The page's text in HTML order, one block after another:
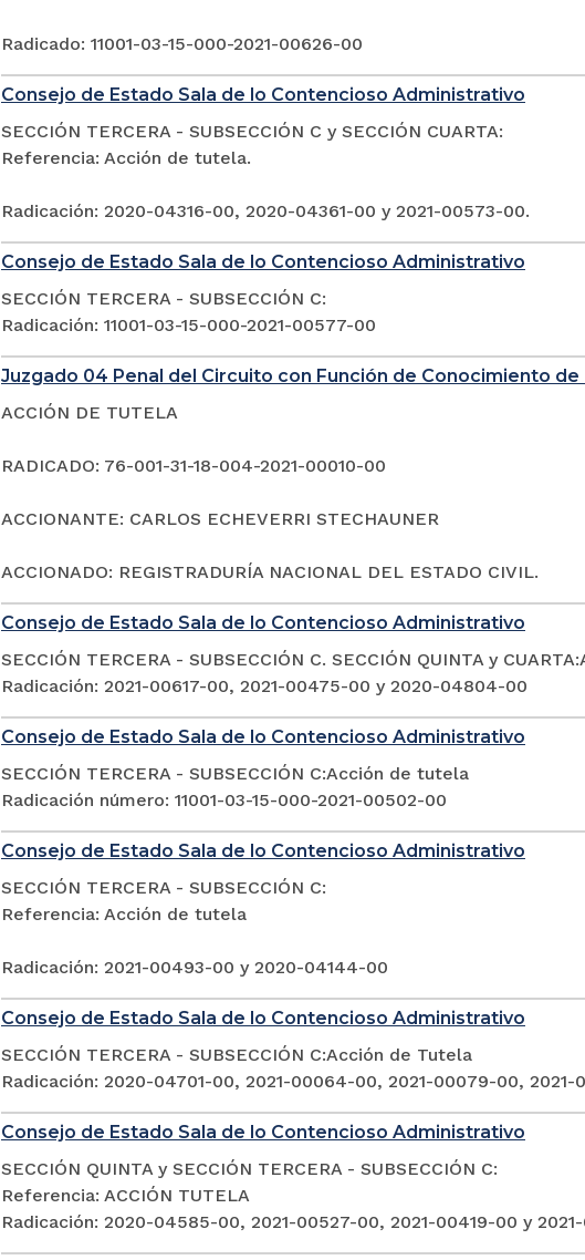
Radicado: 11001-03-15-000-2021-00626-00
Consejo de Estado Sala de lo Contencioso Administrativo
SECCIÓN TERCERA - SUBSECCIÓN C y SECCIÓN CUARTA:
Referencia: Acción de tutela.
Radicación: 2020-04316-00, 2020-04361-00 y 2021-00573-00.
Consejo de Estado Sala de lo Contencioso Administrativo
SECCIÓN TERCERA - SUBSECCIÓN C:
Radicación: 11001-03-15-000-2021-00577-00
Juzgado 04 Penal del Circuito con Función de Conocimiento de
ACCIÓN DE TUTELA
RADICADO: 76-001-31-18-004-2021-00010-00
ACCIONANTE: CARLOS ECHEVERRI STECHAUNER
ACCIONADO: REGISTRADURÍA NACIONAL DEL ESTADO CIVIL.
Consejo de Estado Sala de lo Contencioso Administrativo
SECCIÓN TERCERA - SUBSECCIÓN C. SECCIÓN QUINTA y
Radicación: 2021-00617-00, 2021-00475-00 y 2020-04804-00
Consejo de Estado Sala de lo Contencioso Administrativo
SECCIÓN TERCERA - SUBSECCIÓN C:Acción de tutela
Radicación número: 11001-03-15-000-2021-00502-00
Consejo de Estado Sala de lo Contencioso Administrativo
SECCIÓN TERCERA - SUBSECCIÓN C:
Referencia: Acción de tutela
Radicación: 2021-00493-00 y 2020-04144-00
Consejo de Estado Sala de lo Contencioso Administrativo
SECCIÓN TERCERA - SUBSECCIÓN C:Acción de Tutela
Radicación: 2020-04701-00, 2021-00064-00, 2021-00079-00, 2021-
Consejo de Estado Sala de lo Contencioso Administrativo
SECCIÓN QUINTA y SECCIÓN TERCERA - SUBSECCIÓN C:
Referencia: ACCIÓN TUTELA
Radicación: 2020-04585-00, 2021-00527-00, 2021-00419-00 y